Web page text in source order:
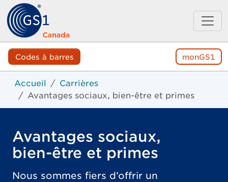
Codes à barres monGS1
Accueil
Carrières
Avantages sociaux, bien-être et primes
Avantages sociaux,
bien-être et primes
Nous sommes fiers d’offrir un